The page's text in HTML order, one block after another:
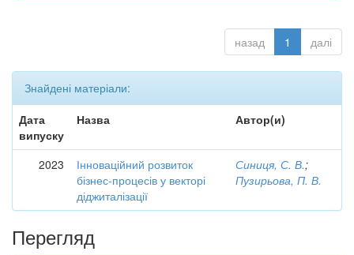
назад 1 далі
Знайдені матеріали:
Дата
випуску
Назва Автор(и)
2023
Інноваційний розвиток
бізнес-процесів у векторі
діджиталізації
Синиця, С. В.;
Пузирьова, П. В.
Перегляд